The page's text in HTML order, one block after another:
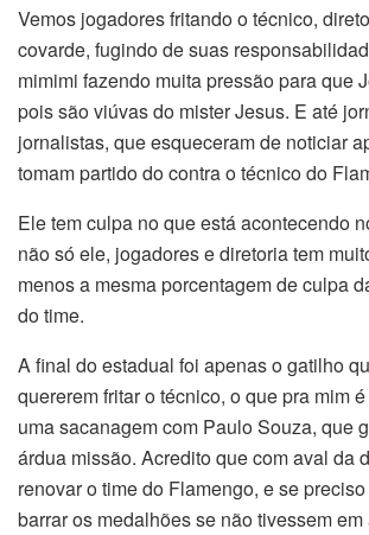
Vemos jogadores fritando o técnico,
covarde, fugindo de suas
mimimi fazendo muita pressão para que
pois são viúvas do mister Jesus. E até
jornalistas, que esqueceram de noticiar
tomam partido do contra o técnico do
Ele tem culpa no que está acontecendo
não só ele, jogadores e diretoria tem
menos a mesma porcentagem de culpa
do time.
A final do estadual foi apenas o gatilho
quererem fritar o técnico, o que pra mim
uma sacanagem com Paulo Souza, que
árdua missão. Acredito que com aval da
renovar o time do Flamengo, e se
barrar os medalhões se não tivessem